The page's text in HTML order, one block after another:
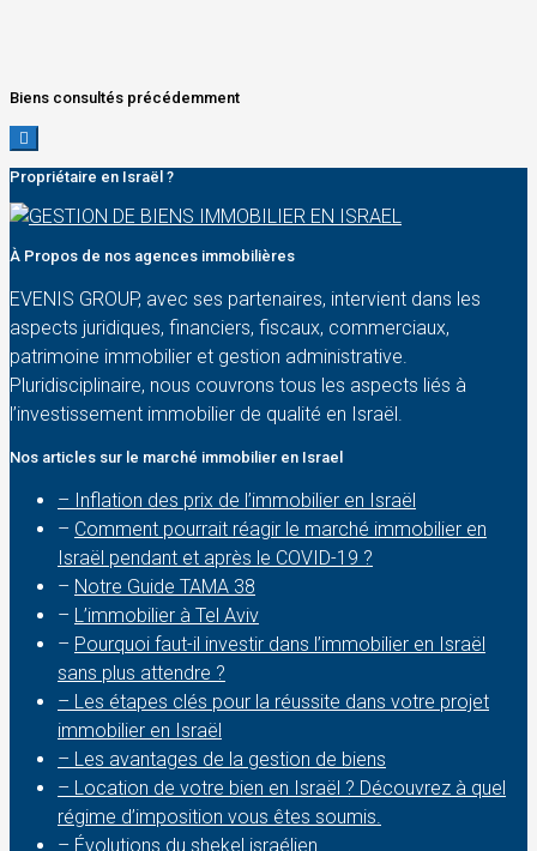
Biens consultés précédemment
Propriétaire en Israël ?
À Propos de nos agences immobilières
EVENIS GROUP, avec ses partenaires, intervient dans les
aspects juridiques, financiers, fiscaux, commerciaux,
patrimoine immobilier et gestion administrative.
Pluridisciplinaire, nous couvrons tous les aspects liés à
l’investissement immobilier de qualité en Israël.
Nos articles sur le marché immobilier en Israel
– Inflation des prix de l’immobilier en Israël
– Comment pourrait réagir le marché immobilier en
Israël pendant et après le COVID-19 ?
– Notre Guide TAMA 38
– L’immobilier à Tel Aviv
– Pourquoi faut-il investir dans l’immobilier en Israël
sans plus attendre ?
– Les étapes clés pour la réussite dans votre projet
immobilier en Israël
– Les avantages de la gestion de biens
– Location de votre bien en Israël ? Découvrez à quel
régime d’imposition vous êtes soumis.
– Évolutions du shekel israélien